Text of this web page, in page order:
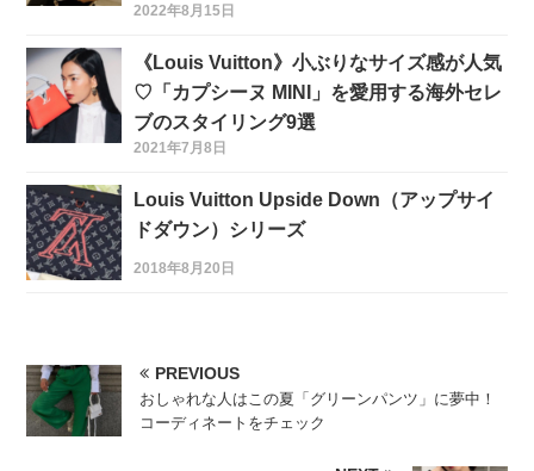
2022年8月15日
《Louis Vuitton》小ぶりなサイズ感が人気
♡「カプシーヌ MINI」を愛用する海外セレ
ブのスタイリング9選
2021年7月8日
Louis Vuitton Upside Down（アップサイ
ドダウン）シリーズ
2018年8月20日
PREVIOUS
おしゃれな人はこの夏「グリーンパンツ」に夢中！
コーディネートをチェック